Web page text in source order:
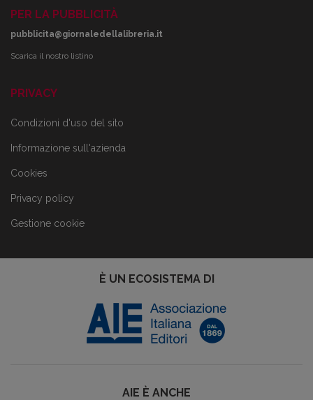
PER LA PUBBLICITÀ
pubblicita@giornaledellalibreria.it
Scarica il nostro listino
PRIVACY
Condizioni d'uso del sito
Informazione sull'azienda
Cookies
Privacy policy
Gestione cookie
È UN ECOSISTEMA DI
AIE È ANCHE